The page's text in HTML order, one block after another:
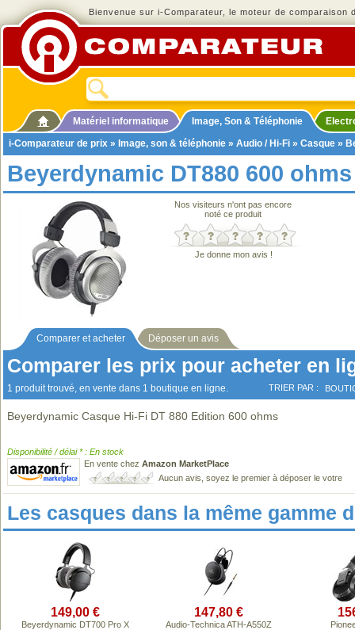
Bienvenue sur i-Comparateur, le moteur de comparaison
Matériel informatique Image, Son & Téléphonie
i-Comparateur de prix » Image, son & téléphonie » Audio / Hi-Fi » Casque »
Beyerdynamic DT880 600 ohms
Nos visiteurs n'ont pas encore
noté ce produit
Je donne mon avis !
Comparer et acheter Déposer un avis
Comparer les prix pour acheter en
1 produit trouvé, en vente dans 1 boutique en ligne. TRIER PAR :
Beyerdynamic Casque Hi-Fi DT 880 Edition 600 ohms
Disponibilité / délai * : En stock
En vente chez Amazon MarketPlace
Aucun avis, soyez le premier à déposer le votre
Les casques dans la même gamme
149,00 €
Beyerdynamic DT700 Pro X
147,80 €
Audio-Technica ATH-A550Z